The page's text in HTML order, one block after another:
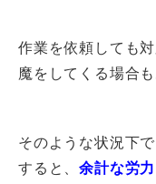
作業を依頼しても
魔をしてくる場合
そのような状況下
すると、余計な労